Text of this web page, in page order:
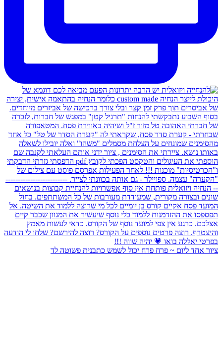
ציור אחד ליום ~ פרח פרח יכול לשמש כתבנית פשוטה לד